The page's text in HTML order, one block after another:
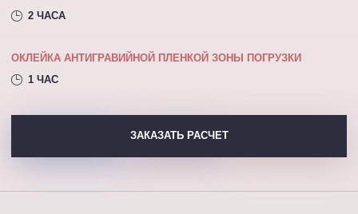
2 ЧАСА
ОКЛЕЙКА АНТИГРАВИЙНОЙ ПЛЕНКОЙ ЗОНЫ ПОГРУЗКИ
1 ЧАС
ЗАКАЗАТЬ РАСЧЕТ